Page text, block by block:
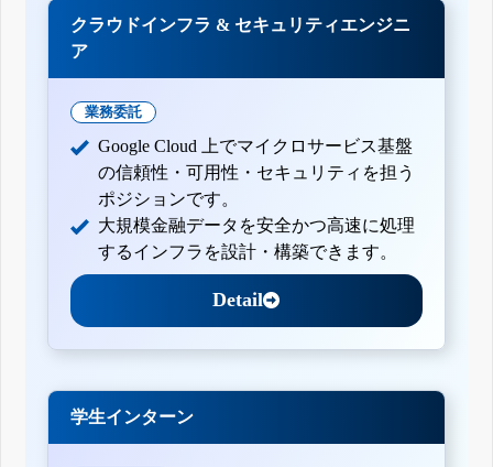
クラウドインフラ & セキュリティエンジニ
ア
業務委託
Google Cloud 上でマイクロサービス基盤
の信頼性・可用性・セキュリティを担う
ポジションです。
大規模金融データを安全かつ高速に処理
するインフラを設計・構築できます。
Detail
学生インターン